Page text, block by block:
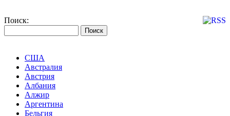
Поиск:
США
Австралия
Австрия
Албания
Алжир
Аргентина
Бельгия